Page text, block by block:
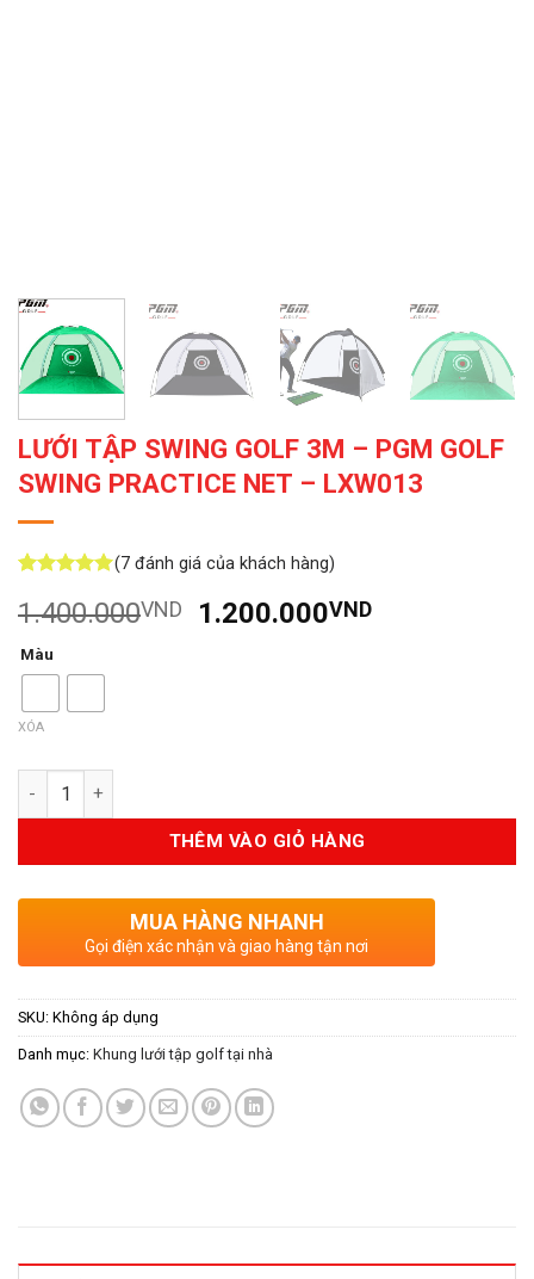
LƯỚI TẬP SWING GOLF 3M – PGM GOLF
SWING PRACTICE NET – LXW013
dựa trên
đánh giá
(7đánh giá của khách hàng)
1.400.000VND
Giá
1.200.000VNDGiá
Màu
XÓA
Số lượng
THÊM VÀO GIỎ HÀNG
MUA HÀNG NHANH
Gọi điện xác nhận và giao hàng tận nơi
SKU: Không áp dụng
Danh mục: Khung lưới tập golf tại nhà